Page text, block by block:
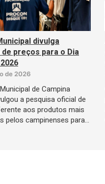
divulga
preços para o Dia
de 2026
de Campina
a pesquisa oficial de
aos produtos mais
pelos campinenses para…